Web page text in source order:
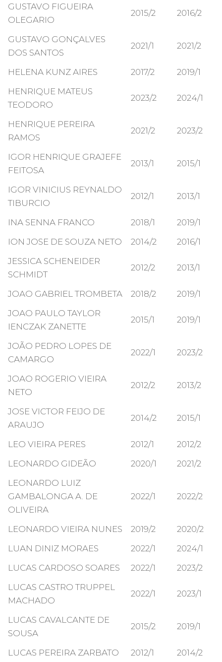
GUSTAVO FIGUEIRA
OLEGARIO
2015/2 2016/2
GUSTAVO GONÇALVES
DOS SANTOS
2021/1 2021/2
HELENA KUNZ AIRES 2017/2
2019/1
HENRIQUE MATEUS
TEODORO
2023/2 2024/1
HENRIQUE PEREIRA
RAMOS
2021/2 2023/2
IGOR HENRIQUE GRAJEFE
FEITOSA
2013/1 2015/1
IGOR VINICIUS REYNALDO
TIBURCIO
2012/1 2013/1
INA SENNA FRANCO 2018/1
2019/1
ION JOSE DE SOUZA NETO
2014/2
2016/1
JESSICA SCHENEIDER
SCHMIDT
2012/2 2013/1
JOAO GABRIEL TROMBETA 2018/2
2019/1
JOAO PAULO TAYLOR
IENCZAK ZANETTE
2015/1 2019/1
JOÃO PEDRO LOPES DE
CAMARGO
2022/1 2023/2
JOAO ROGERIO VIEIRA
NETO
2012/2 2013/2
JOSE VICTOR FEIJO DE
ARAUJO
2014/2 2015/1
LEO VIEIRA PERES 2012/1
2012/2
LEONARDO GIDEÃO
2020/1
2021/2
LEONARDO LUIZ
GAMBALONGA A. DE
OLIVEIRA
2022/1 2022/2
LEONARDO VIEIRA NUNES 2019/2
2020/2
LUAN DINIZ MORAES
2022/1
2024/1
LUCAS CARDOSO SOARES
2022/1
2023/2
LUCAS CASTRO TRUPPEL
MACHADO
2022/1 2023/1
LUCAS CAVALCANTE DE
SOUSA
2015/2 2019/1
LUCAS PEREIRA ZARBATO 2012/1
2014/2